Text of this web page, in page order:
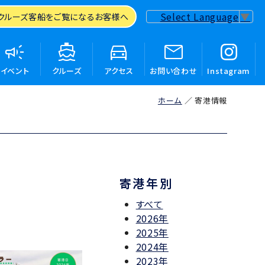
ルーズ客船をご覧になるお客様へ Select Language▼
イベント クルーズ アクセス お問い合わせ Instagram
ホーム 寄港情報
寄港年別
すべて
2026年
2025年
2024年
2023年